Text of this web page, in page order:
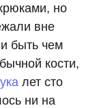
но
вне
быть чем
кости,
лет сто
ни на